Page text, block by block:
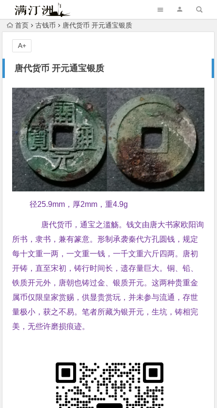
首页 古钱币 唐代货币 开元通宝银质
唐代货币 开元通宝银质
A+
径25.9mm，厚2mm，重4.9g
唐代货币，通宝之滥觞。钱文由唐大书家欧阳询
所书，隶书，兼有篆意。形制承袭秦代方孔圆钱，规定
每十文重一两，一文重一钱，一千文重六斤四两。唐初
开铸，直至宋初，铸行时间长，遗存量巨大。铜、铅、
铁质开元外，唐朝也铸过金、银质开元。这两种贵重金
属币仅限皇家赏赐，供显贵赏玩，并未参与流通，存世
量极小，获之不易。笔者所藏为银开元，生坑，铸相完
美，无些许磨损痕迹。